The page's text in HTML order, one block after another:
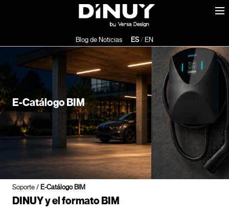
Blog de Noticias ES/EN
E-Catálogo BIM
Soporte/ E-Catálogo BIM
DINUY y el formato BIM